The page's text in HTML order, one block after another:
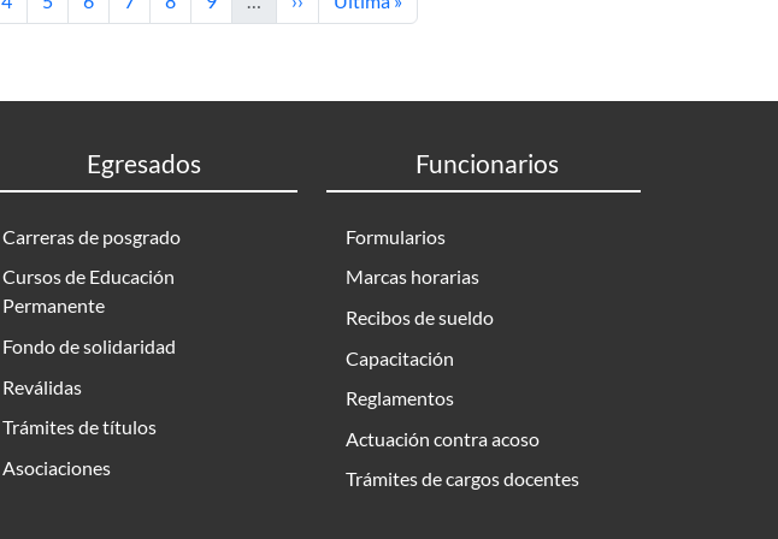
Egresados
Carreras de posgrado
Cursos de Educación
Permanente
Fondo de solidaridad
Reválidas
Trámites de títulos
Asociaciones
Funcionarios
Formularios
Marcas horarias
Recibos de sueldo
Capacitación
Reglamentos
Actuación contra acoso
Trámites de cargos docentes